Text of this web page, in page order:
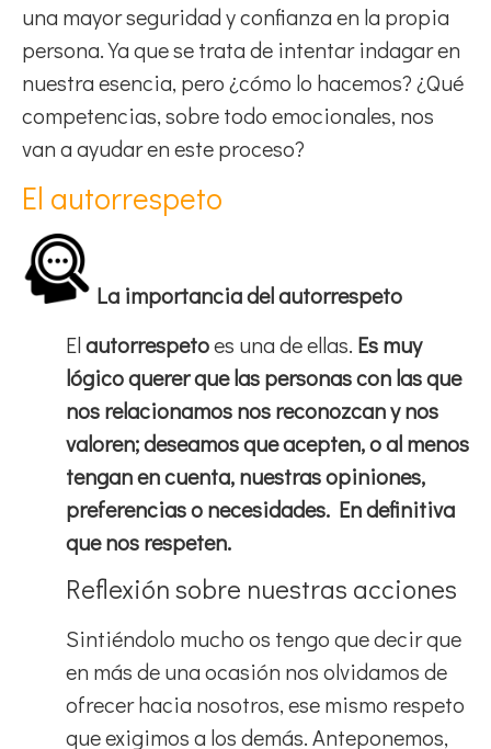
una mayor seguridad y confianza en la propia
persona. Ya que se trata de intentar indagar en
nuestra esencia, pero ¿cómo lo hacemos? ¿Qué
competencias, sobre todo emocionales, nos
van a ayudar en este proceso?
El autorrespeto
La importancia del autorrespeto
Elautorrespetoes una de ellas. Es muy
lógico querer que las personas con las que
nos relacionamos nos reconozcan y nos
valoren; deseamos que acepten, o al menos
tengan en cuenta, nuestras opiniones,
preferencias o necesidades. En definitiva
que nos respeten.
Reflexión sobre nuestras acciones
Sintiéndolo mucho os tengo que decir que
en más de una ocasión nos olvidamos de
ofrecer hacia nosotros, ese mismo respeto
que exigimos a los demás. Anteponemos,